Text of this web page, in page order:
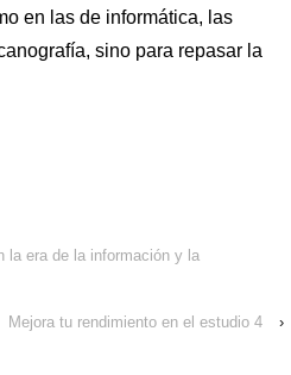
en las de informática, las
sino para repasar la
la era de la información y la
Mejora tu rendimiento en el estudio 4
›